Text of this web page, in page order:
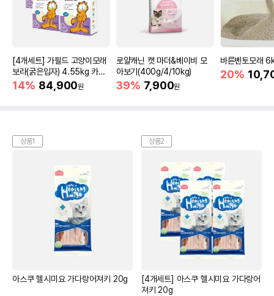
[4개세트] 가필드 고양이모래
보라(굵은입자) 4.55kg 카사
바모래
14% 84,900원
로얄캐닌 캣 마더&베이비 모
아보기(400g/4/10kg)
39% 7,900원
바른벤토모래
20%
상품1
아스쿠 헬시미요 가다랑어져키 20g
상품2
[4개세트] 아스쿠 헬시미요 가다랑어
져키 20g